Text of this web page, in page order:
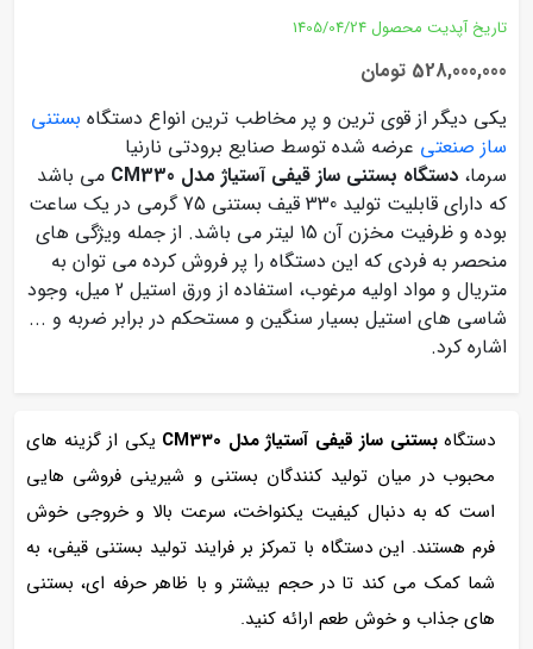
تاریخ آپدیت محصول 1405/04/24
528,000,000 تومان
یکی دیگر از قوی ترین و پر مخاطب ترین انواع دستگاه بستنی
ساز صنعتی عرضه شده توسط صنایع برودتی نارنیا
سرما، دستگاه بستنی ساز قیفی آستیاژ مدل CM330
می باشد
که دارای قابلیت تولید 330 قیف بستنی 75 گرمی در یک ساعت
بوده و ظرفیت مخزن آن 15 لیتر می باشد. از جمله ویژگی های
منحصر به فردی که این دستگاه را پر فروش کرده می توان به
متریال و مواد اولیه مرغوب، استفاده از ورق استیل 2 میل، وجود
شاسی های استیل بسیار سنگین و مستحکم در برابر ضربه و ...
اشاره کرد.
دستگاهبستنی‌ ساز قیفی آستیاژ مدل CM330
یکی از گزینه‌ های
محبوب در میان تولید کنندگان بستنی و شیرینی‌ فروشی‌ هایی
است که به دنبال کیفیت یکنواخت، سرعت بالا و خروجی خوش‌
فرم هستند. این دستگاه با تمرکز بر فرایند تولید بستنی قیفی، به
شما کمک می‌ کند تا در حجم بیشتر و با ظاهر حرفه‌ ای، بستنی‌
های جذاب و خوش‌ طعم ارائه کنید.